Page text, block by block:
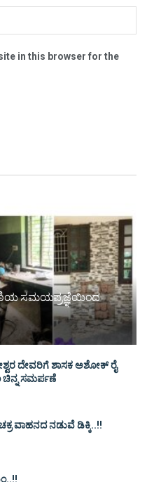
in this browser for the
ಸಮಯಪ್ರಜ್ಞೆಯಿಂದ
ದೇವರಿಗೆ ಶಾಸಕ ಅಶೋಕ್ ರೈ
ಚಿನ್ನ ಸಮರ್ಪಣೆ
ವಾಹನದ ನಡುವೆ ಡಿಕ್ಕಿ..!!